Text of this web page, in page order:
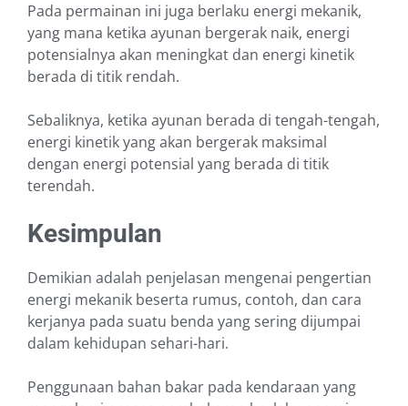
Pada permainan ini juga berlaku energi mekanik,
yang mana ketika ayunan bergerak naik, energi
potensialnya akan meningkat dan energi kinetik
berada di titik rendah.
Sebaliknya, ketika ayunan berada di tengah-tengah,
energi kinetik yang akan bergerak maksimal
dengan energi potensial yang berada di titik
terendah.
Kesimpulan
Demikian adalah penjelasan mengenai pengertian
energi mekanik beserta rumus, contoh, dan cara
kerjanya pada suatu benda yang sering dijumpai
dalam kehidupan sehari-hari.
Penggunaan bahan bakar pada kendaraan yang